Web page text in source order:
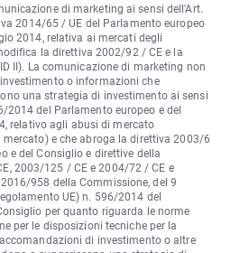
di marketing ai sensi dell'Art.
2014/65 / UE del Parlamento europeo
2014, relativa ai mercati degli
la direttiva 2002/92 / CE e la
II). La comunicazione di marketing non
o informazioni che
una strategia di investimento ai sensi
2014 del Parlamento europeo e del
relativo agli abusi di mercato
e che abroga la direttiva 2003/6
e del Consiglio e direttive della
2003/125 / CE e 2004/72 / CE e
958 della Commissione, del 9
UE) n. 596/2014 del
per quanto riguarda le norme
per le disposizioni tecniche per la
di investimento o altre